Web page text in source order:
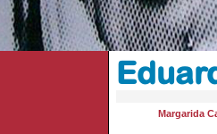
Margarida